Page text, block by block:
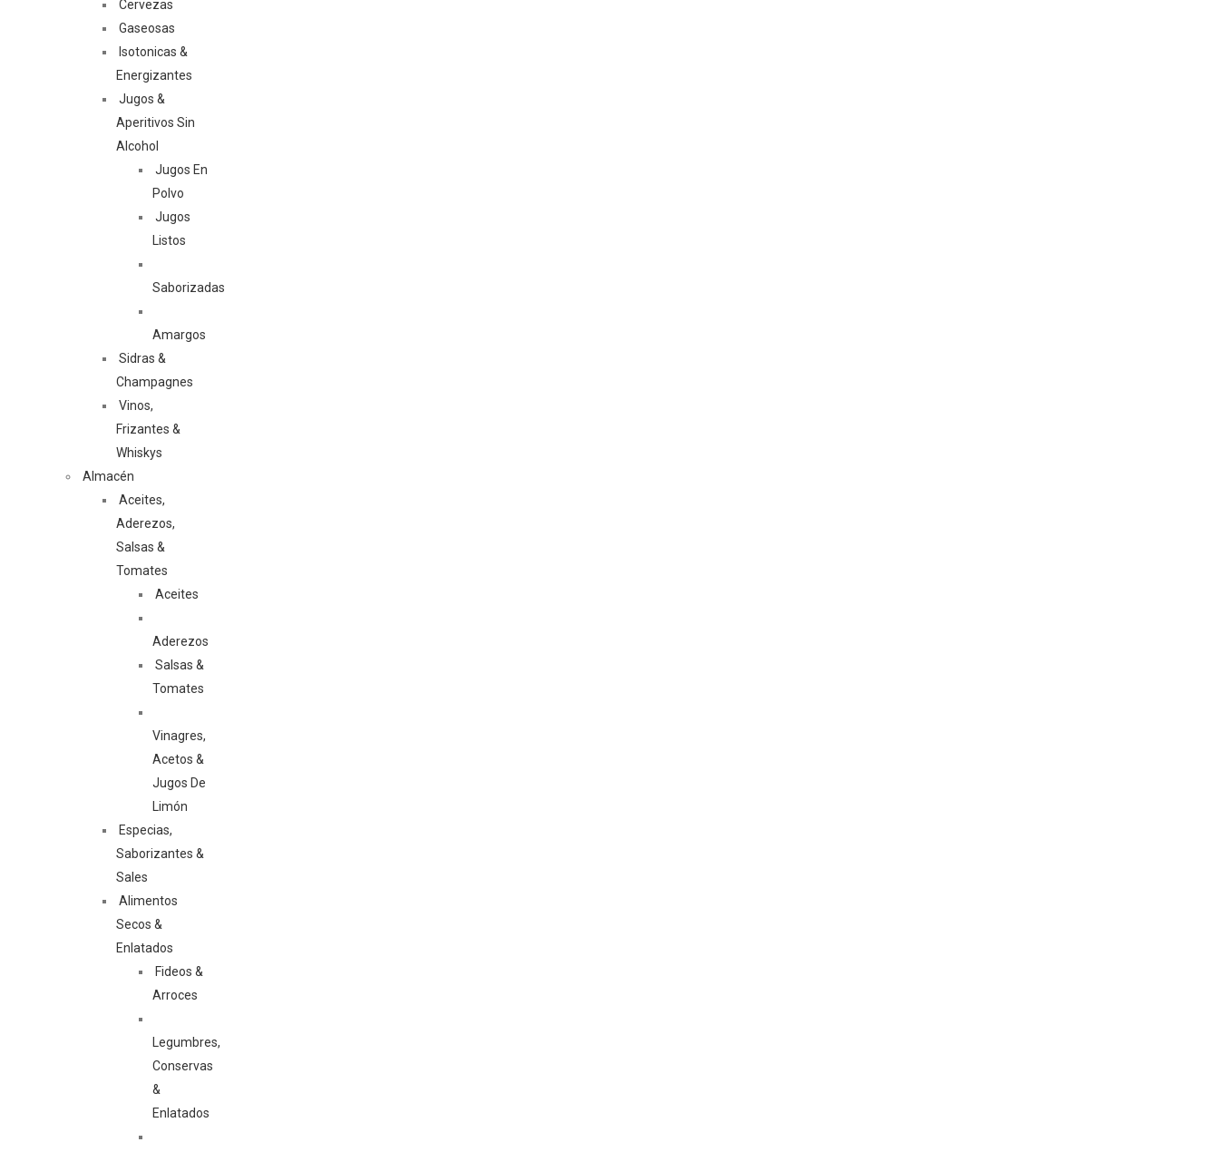
Cervezas
Gaseosas
Isotonicas &
Energizantes
Jugos &
Aperitivos Sin
Alcohol
Jugos En
Polvo
Jugos
Listos
Saborizadas
Amargos
Sidras &
Champagnes
Vinos,
Frizantes &
Whiskys
Almacén
Aceites,
Aderezos,
Salsas &
Tomates
Aceites
Aderezos
Salsas &
Tomates
Vinagres,
Acetos &
Jugos De
Limón
Especias,
Saborizantes &
Sales
Alimentos
Secos &
Enlatados
Fideos &
Arroces
Legumbres,
Conservas
&
Enlatados